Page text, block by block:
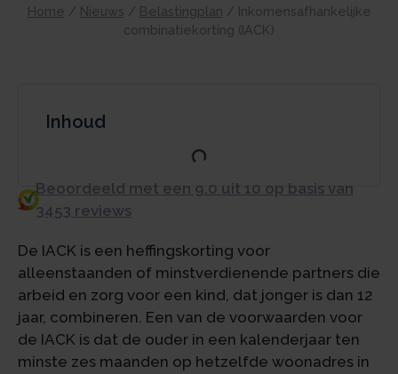
Home / Nieuws / Belastingplan / Inkomensafhankelijke
combinatiekorting (IACK)
Inhoud
Beoordeeld met een 9.0 uit 10 op basis van
3453 reviews
De IACK is een heffingskorting voor
alleenstaanden of minstverdienende partners die
arbeid en zorg voor een kind, dat jonger is dan 12
jaar, combineren. Een van de voorwaarden voor
de IACK is dat de ouder in een kalenderjaar ten
minste zes maanden op hetzelfde woonadres in